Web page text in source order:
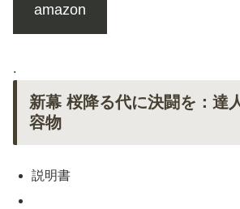
amazon
.
新幕 桜降る代に決闘を：達
容物
説明書